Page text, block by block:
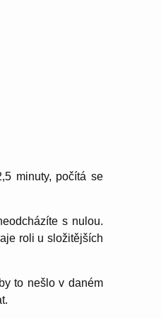
minuty, počítá se
s nulou.
roli u složitějších
to nešlo v daném